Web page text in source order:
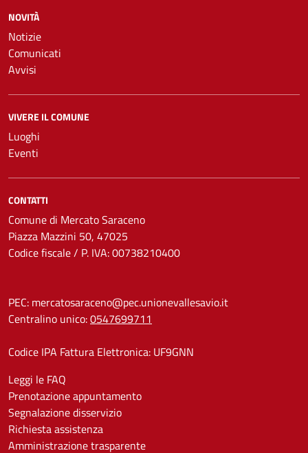
NOVITÀ
Notizie
Comunicati
Avvisi
VIVERE IL COMUNE
Luoghi
Eventi
CONTATTI
Comune di Mercato Saraceno
Piazza Mazzini 50, 47025
Codice fiscale / P. IVA: 00738210400
PEC: mercatosaraceno@pec.unionevallesavio.it
Centralino unico:0547699711
Codice IPA Fattura Elettronica: UF9GNN
Leggi le FAQ
Prenotazione appuntamento
Segnalazione disservizio
Richiesta assistenza
Amministrazione trasparente